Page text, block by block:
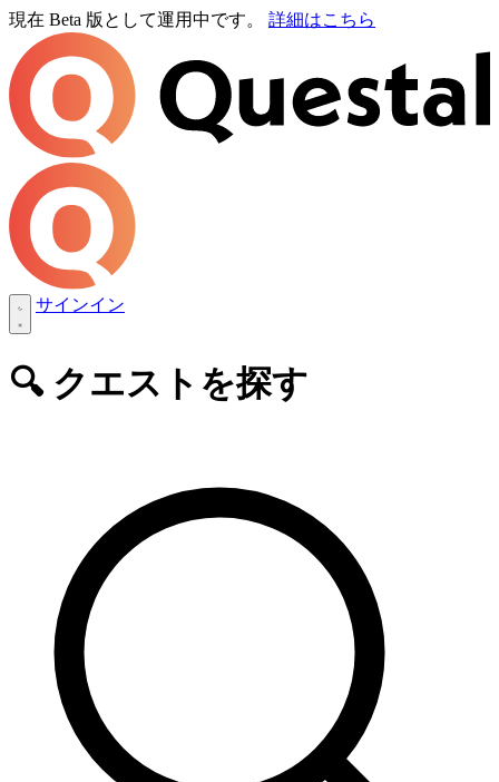
現在 Beta 版として運用中です。 詳細はこちら
サインイン
🔍️ クエストを探す